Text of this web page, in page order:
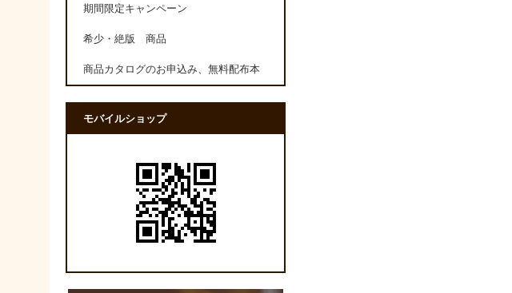
期間限定キャンペーン
希少・絶版 商品
商品カタログのお申込み、無料配布本
モバイルショップ